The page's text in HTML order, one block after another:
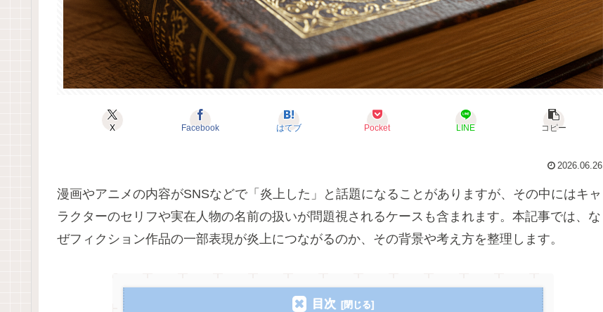
X Facebook はてブ Pocket LINE コピー
2026.06.26
漫画やアニメの内容がSNSなどで「炎上した」と話題になることがありますが、その中にはキャ
ラクターのセリフや実在人物の名前の扱いが問題視されるケースも含まれます。本記事では、な
ぜフィクション作品の一部表現が炎上につながるのか、その背景や考え方を整理します。
目次